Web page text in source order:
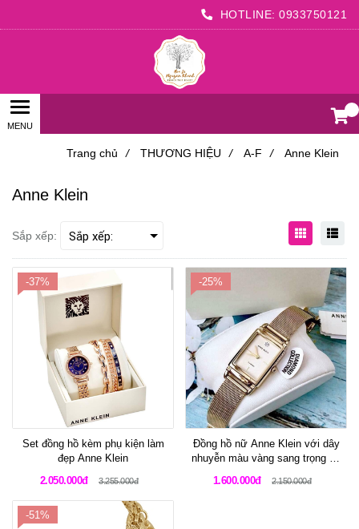
HOTLINE: 0933750121
Trang chủ / THƯƠNG HIỆU / A-F / Anne Klein
Anne Klein
Sắp xếp:
-37%
Set đồng hồ kèm phụ kiện làm
đẹp Anne Klein
2.050.000đ
3.255.000đ
-25%
Đồng hồ nữ Anne Klein với dây
nhuyễn màu vàng sang trọng và
1.600.000đ 2.150.000đ
-51%